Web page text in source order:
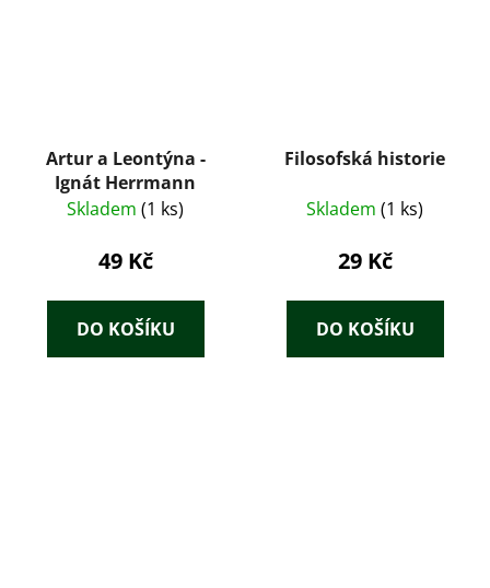
Artur a Leontýna -
Ignát Herrmann
Skladem (1 ks)
49 Kč
DO KOŠÍKU
Filosofská historie
Skladem (1 ks)
29 Kč
DO KOŠÍKU